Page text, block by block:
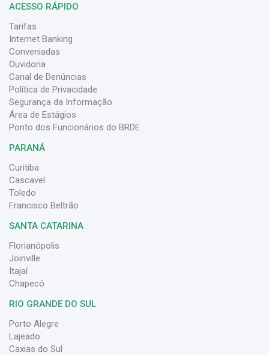
ACESSO RÁPIDO
Tarifas
Internet Banking
Conveniadas
Ouvidoria
Canal de Denúncias
Política de Privacidade
Segurança da Informação
Área de Estágios
Ponto dos Funcionários do BRDE
PARANÁ
Curitiba
Cascavel
Toledo
Francisco Beltrão
SANTA CATARINA
Florianópolis
Joinville
Itajaí
Chapecó
RIO GRANDE DO SUL
Porto Alegre
Lajeado
Caxias do Sul